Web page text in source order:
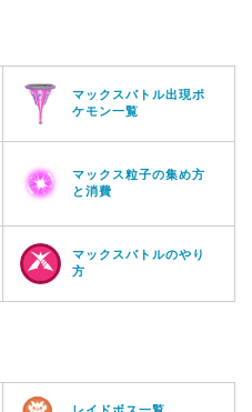
マックスバトル出現ポ
ケモン一覧
マックス粒子の集め方
と消費
マックスバトルのやり
方